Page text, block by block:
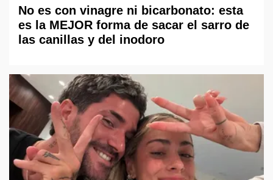
No es con vinagre ni bicarbonato: esta
es la MEJOR forma de sacar el sarro de
las canillas y del inodoro